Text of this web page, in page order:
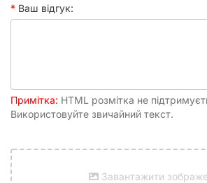
Ваш відгук:
Примітка: HTML розмітка не
Використовуйте звичайний текст.
Завантажити